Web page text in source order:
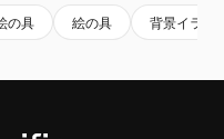
の具 絵の具 背景イラス